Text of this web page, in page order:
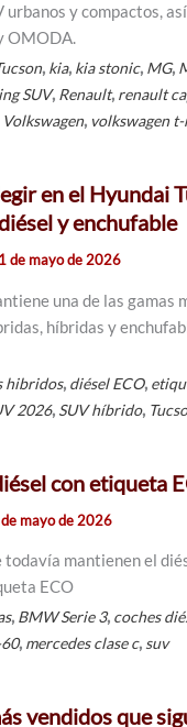
urbanos y compactos,
OMODA.
, kia, kia stonic, MG,
SUV, Renault, renault
Volkswagen, volkswagen
en el Hyundai
y enchufable
de mayo de 2026
una de las gamas
híbridas y
hibridos, diésel ECO,
2026, SUV híbrido,
con etiqueta
mayo de 2026
todavía mantienen el
ECO
, BMW Serie 3, coches
, mercedes clase c, suv
vendidos que